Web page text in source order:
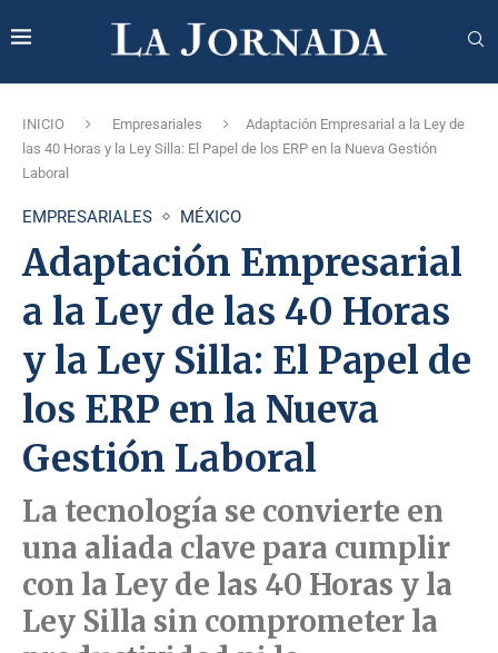
INICIO Empresariales
Adaptación Empresarial a la Ley de
las 40 Horas y la Ley Silla: El Papel de los ERP en la Nueva Gestión
Laboral
EMPRESARIALES MÉXICO
Adaptación Empresarial
a la Ley de las 40 Horas
y la Ley Silla: El Papel de
los ERP en la Nueva
Gestión Laboral
La tecnología se convierte en
una aliada clave para cumplir
con la Ley de las 40 Horas y la
Ley Silla sin comprometer la